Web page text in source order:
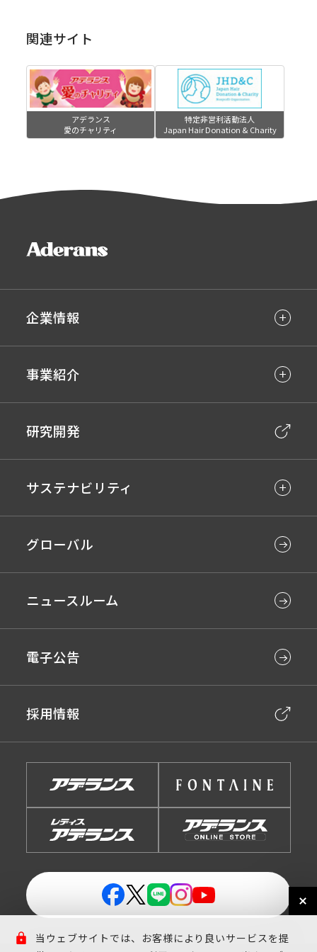
関連サイト
アデランス
愛のチャリティ
特定非営利活動法人
Japan Hair Donation & Charity
企業情報
事業紹介
研究開発
サステナビリティ
グローバル
ニュースルーム
電子公告
採用情報
当ウェブサイトでは、お客様により良いサービスを提